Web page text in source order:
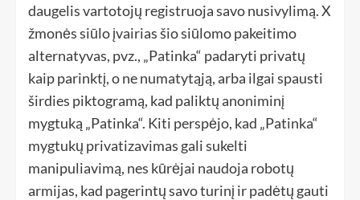
daugelis vartotojų registruoja savo nusivylimą. X
žmonės siūlo įvairias šio siūlomo pakeitimo
alternatyvas, pvz., „Patinka“ padaryti privatų
kaip parinktį, o ne numatytąją, arba ilgai spausti
širdies piktogramą, kad paliktų anoniminį
mygtuką „Patinka“. Kiti perspėjo, kad „Patinka“
mygtukų privatizavimas gali sukelti
manipuliavimą, nes kūrėjai naudoja robotų
armijas, kad pagerintų savo turinį ir padėtų gauti